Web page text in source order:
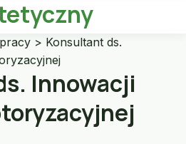
> Konsultant ds.
Innowacji